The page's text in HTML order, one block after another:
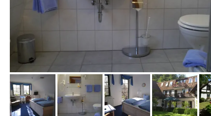
vom Hotelier, Januar 2014